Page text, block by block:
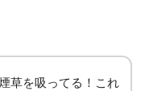
草を吸ってる！これ